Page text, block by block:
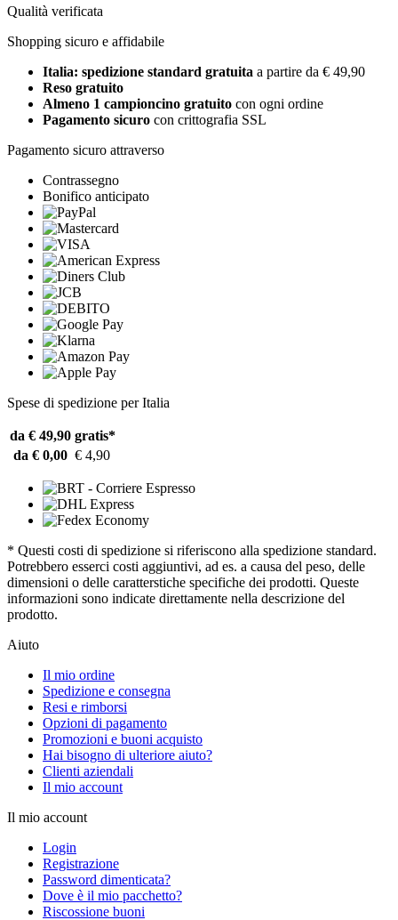
Qualità verificata
Shopping sicuro e affidabile
Italia: spedizione standard gratuita a partire da € 49,90
Reso gratuito
Almeno 1 campioncino gratuito con ogni ordine
Pagamento sicuro con crittografia SSL
Pagamento sicuro attraverso
Contrassegno
Bonifico anticipato
Spese di spedizione per Italia
da € 49,90 gratis*
da € 0,00 € 4,90
* Questi costi di spedizione si riferiscono alla spedizione standard.
Potrebbero esserci costi aggiuntivi, ad es. a causa del peso, delle
dimensioni o delle caratterstiche specifiche dei prodotti. Queste
informazioni sono indicate direttamente nella descrizione del
prodotto.
Aiuto
Il mio ordine
Spedizione e consegna
Resi e rimborsi
Opzioni di pagamento
Promozioni e buoni acquisto
Hai bisogno di ulteriore aiuto?
Clienti aziendali
Il mio account
Il mio account
Login
Registrazione
Password dimenticata?
Dove è il mio pacchetto?
Riscossione buoni